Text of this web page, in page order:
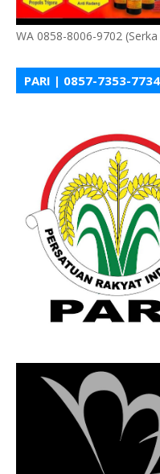
WA 0858-8006-9702
PARI | 0857-7353-7734